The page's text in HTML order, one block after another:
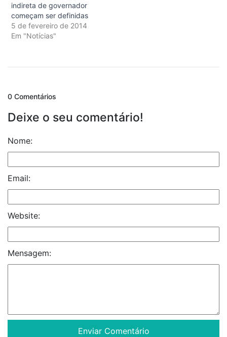
indireta de governador
começam ser definidas
5 de fevereiro de 2014
Em "Notícias"
0 Comentários
Deixe o seu comentário!
Nome:
Email:
Website:
Mensagem: